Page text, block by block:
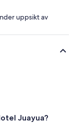
uppsikt av
Juayua?